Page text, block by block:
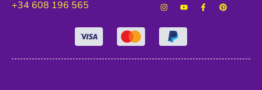
+34 608 196 565